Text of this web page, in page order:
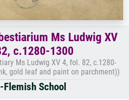
Ms Ludwig XV
c.1280-1300
Ms Ludwig XV 4, fol. 82, c.1280-
gold leaf and paint on parchment))
Flemish School